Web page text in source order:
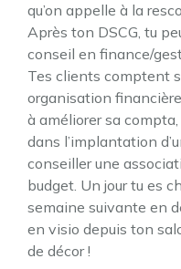
qu’on appelle à la
Après ton DSCG, tu
conseil en finance/
Tes clients comptent
organisation
à améliorer sa
dans l’implantation
conseiller une
budget. Un jour tu es
semaine suivante en
en visio depuis ton
de décor !